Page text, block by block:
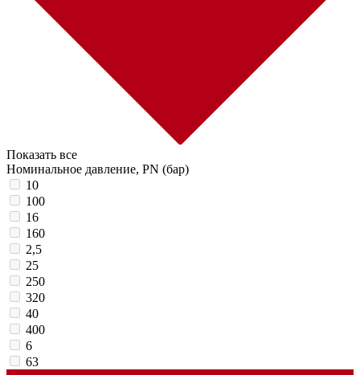
Показать все
Номинальное давление, PN (бар)
10
100
16
160
2,5
25
250
320
40
400
6
63